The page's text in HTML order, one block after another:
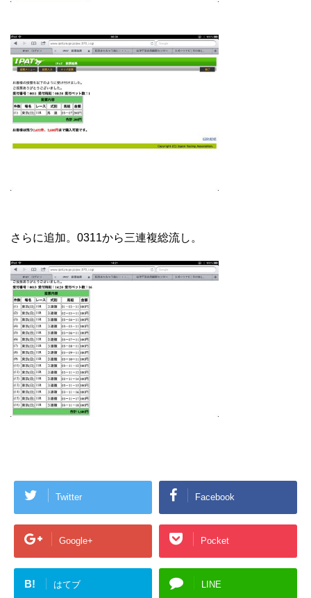
さらに追加。0311から三連複総流し。
Twitter Facebook
Google+ Pocket
B! はてブ LINE